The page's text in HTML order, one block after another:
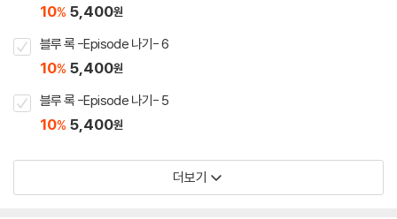
10% 5,400원
블루 록 -Episode 나기- 6
10% 5,400원
블루 록 -Episode 나기- 5
10% 5,400원
더보기